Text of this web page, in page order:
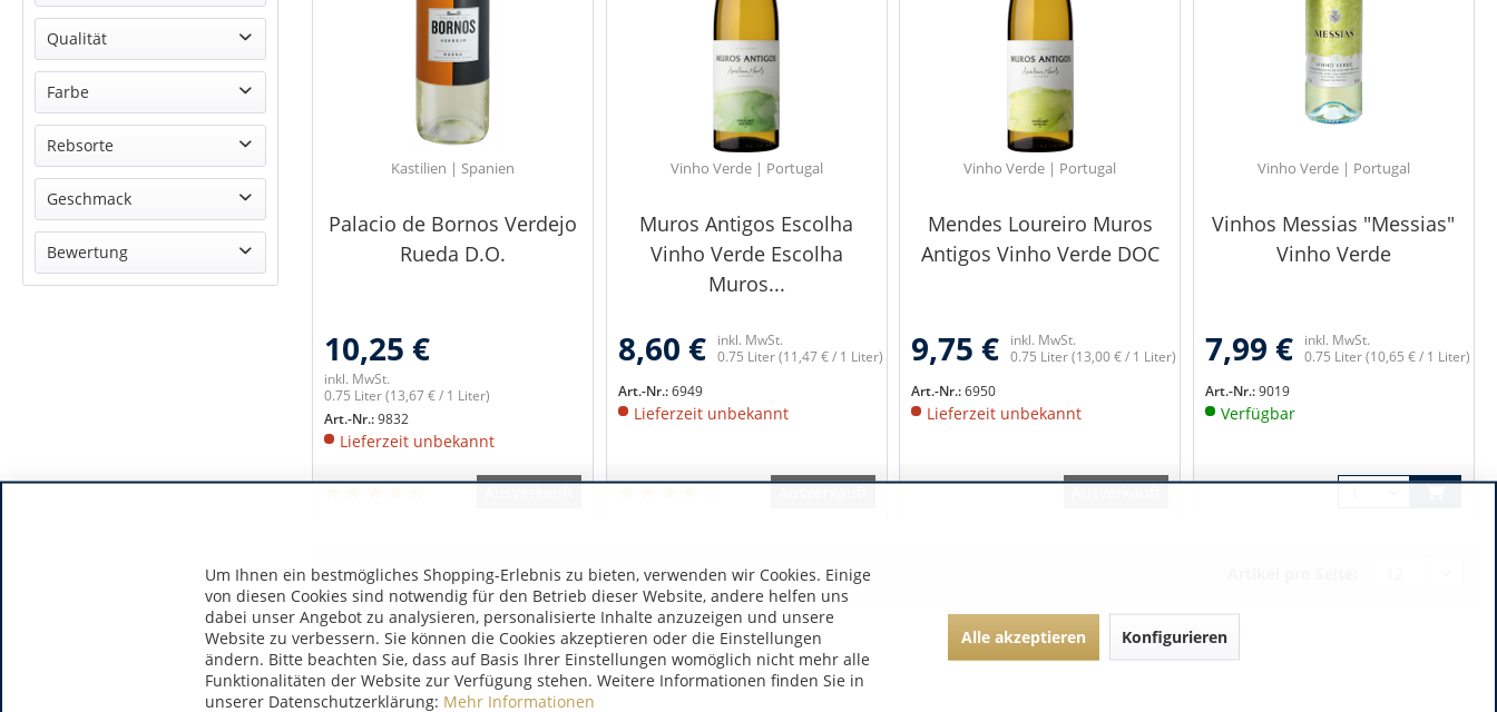
Spanien
Kastilien
Vinho Verde
Qualität
Rueda DO
Vinho Verde DOC
Farbe
Weiß
Rebsorte
Avesso
Alvarinho
Cuvée
Loureiro
Geschmack
trocken
halbtrocken (feinherb)
Bewertung
Kastilien | Spanien
Palacio de Bornos Verdejo
Rueda D.O.
10,25 €
inkl. MwSt.
0.75 Liter(13,67 € / 1 Liter)
Art.-Nr.:9832
Lieferzeit unbekannt
Vinho Verde | Portugal
Muros Antigos Escolha
Vinho Verde Escolha
Muros...
8,60 €
inkl. MwSt.
0.75 Liter(11,47 € / 1 Liter)
Art.-Nr.:6949
Lieferzeit unbekannt
Vinho Verde | Portugal
Mendes Loureiro Muros
Antigos Vinho Verde DOC
9,75 €
inkl. MwSt.
0.75 Liter(13,00 € / 1 Liter)
Art.-Nr.:6950
Lieferzeit unbekannt
Vinho Verde | Portugal
Vinhos Messias "Messias"
Vinho Verde
7,99 €
inkl. MwSt.
0.75 Liter(10,65 € / 1 Liter)
Art.-Nr.:9019
Verfügbar
Um Ihnen ein bestmögliches Shopping-Erlebnis zu bieten, verwenden wir Cookies. Einige
von diesen Cookies sind notwendig für den Betrieb dieser Website, andere helfen uns
dabei unser Angebot zu analysieren, personalisierte Inhalte anzuzeigen und unsere
Website zu verbessern. Sie können die Cookies akzeptieren oder die Einstellungen
ändern. Bitte beachten Sie, dass auf Basis Ihrer Einstellungen womöglich nicht mehr alle
Funktionalitäten der Website zur Verfügung stehen. Weitere Informationen finden Sie in
unserer Datenschutzerklärung: Mehr Informationen
Alle akzeptieren Konfigurieren